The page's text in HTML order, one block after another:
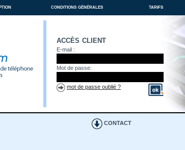
conditions générales tarifs
accès client
E-mail :
Mot de passe:
mot de passe oublié ?
CONTACT